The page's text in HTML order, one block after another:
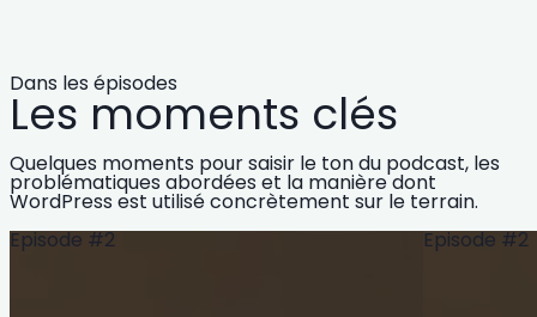
Dans les épisodes
Les moments clés
Quelques moments pour saisir le ton du podcast, les
problématiques abordées et la manière dont
WordPress est utilisé concrètement sur le terrain.
Episode #2
Episode #2